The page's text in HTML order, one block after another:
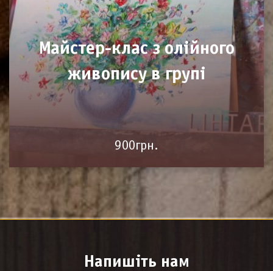
Майстер-клас з олійного
живопису в групі
900грн.
Напишіть нам